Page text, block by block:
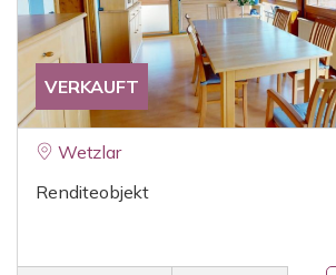
VERKAUFT
Wetzlar
Renditeobjekt